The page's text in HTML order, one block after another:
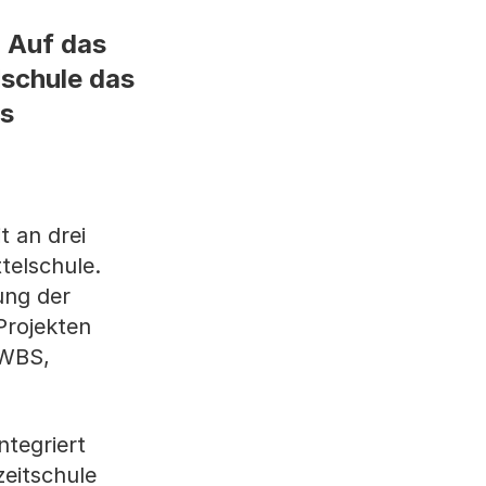
Auf das
das
an drei
der